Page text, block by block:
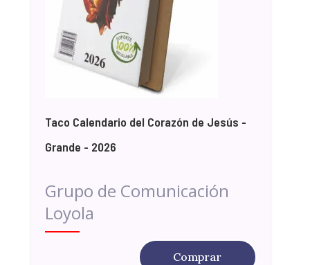
Taco Calendario del Corazón de Jesús -
Grande - 2026
Grupo de Comunicación
Loyola
Comprar